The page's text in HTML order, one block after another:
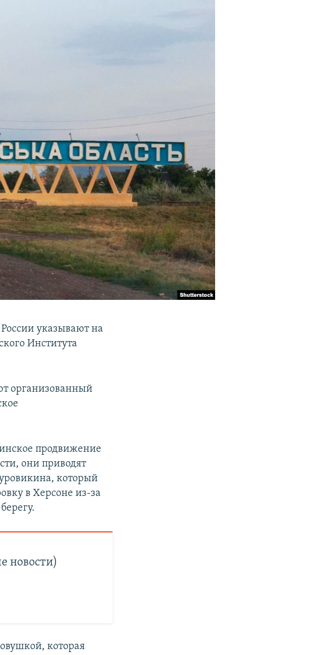
указывают на
Института
организованный
продвижение
они приводят
который
в Херсоне из-за
новости)
которая